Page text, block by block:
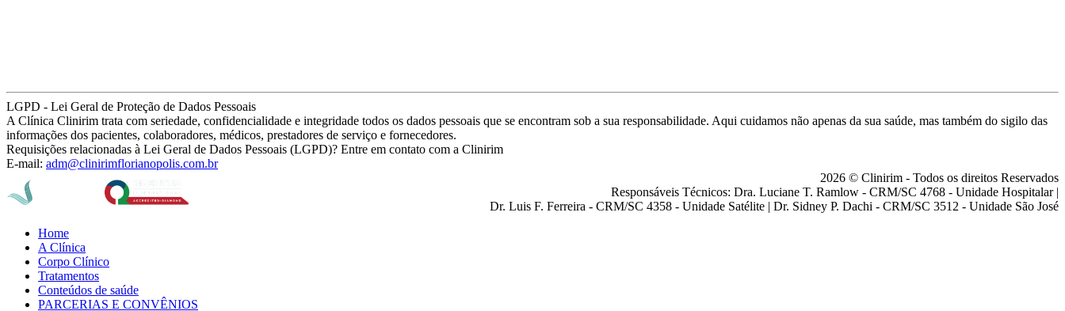
LGPD - Lei Geral de Proteção de Dados Pessoais
A Clínica Clinirim trata com seriedade, confidencialidade e integridade todos os dados pessoais que se encontram sob a sua responsabilidade. Aqui cuidamos não apenas da sua saúde, mas também do sigilo das
informações dos pacientes, colaboradores, médicos, prestadores de serviço e fornecedores.
Requisições relacionadas à Lei Geral de Dados Pessoais (LGPD)? Entre em contato com a Clinirim
E-mail: adm@clinirimflorianopolis.com.br
2026 © Clinirim - Todos os direitos Reservados
Responsáveis Técnicos: Dra. Luciane T. Ramlow - CRM/SC 4768 - Unidade Hospitalar |
Dr. Luis F. Ferreira - CRM/SC 4358 - Unidade Satélite | Dr. Sidney P. Dachi - CRM/SC 3512 - Unidade São José
Home
A Clínica
Corpo Clínico
Tratamentos
Conteúdos de saúde
PARCERIAS E CONVÊNIOS